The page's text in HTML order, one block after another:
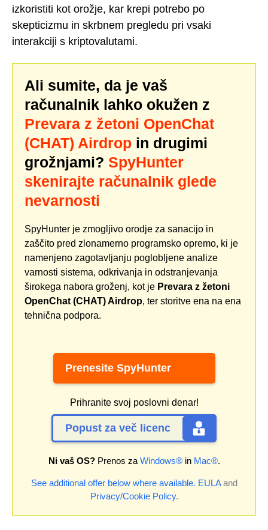
izkoristiti kot orožje, kar krepi potrebo po
skepticizmu in skrbnem pregledu pri vsaki
interakciji s kriptovalutami.
Ali sumite, da je vaš
računalnik lahko okužen z
Prevara z žetoni OpenChat
(CHAT) Airdrop in drugimi
grožnjami? SpyHunter
skenirajte računalnik glede
nevarnosti
SpyHunter je zmogljivo orodje za sanacijo in
zaščito pred zlonamerno programsko opremo, ki je
namenjeno zagotavljanju poglobljene analize
varnosti sistema, odkrivanja in odstranjevanja
širokega nabora groženj, kot je Prevara z žetoni
OpenChat (CHAT) Airdrop, ter storitve ena na ena
tehnična podpora.
Prenesite SpyHunter
Prihranite svoj poslovni denar!
Popust za več licenc
Ni vaš OS?Prenos za Windows®in Mac®.
See additional offer below where available. EULAand
Privacy/Cookie Policy.